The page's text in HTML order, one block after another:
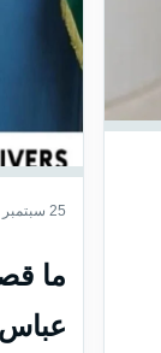
25 سبتمبر 2025
ما